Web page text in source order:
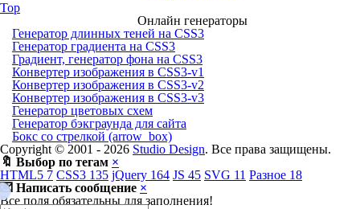
Top
Онлайн генераторы
Генератор длинных теней на CSS3
Генератор градиента на CSS3
Градиент, генератор фона на CSS3
Конвертер изображения в CSS3-v1
Конвертер изображения в CSS3-v2
Конвертер изображения в CSS3-v3
Генератор цветовых схем
Генератор бэкграунда для сайта
Бокс со стрелкой (arrow_box)
Copyright © 2001 - 2026 Studio Design. Все права защищены.
🔖 Выбор по тегам ×
HTML5 7 CSS3 135 jQuery 164 JS 45 SVG 11 Разное 18
💌 Написать сообщение ×
Все поля обязательны для заполнения!